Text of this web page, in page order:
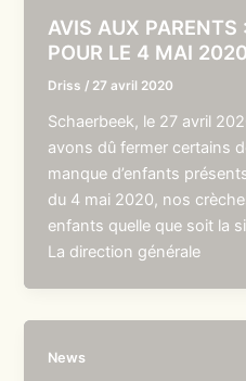
AVIS AUX
POUR LE 4 MAI 2020
Driss / 27 avril 2020
Schaerbeek, le 27 avril
avons dû fermer certains
manque d’enfants
du 4 mai 2020, nos
enfants quelle que soit la
La direction générale
News